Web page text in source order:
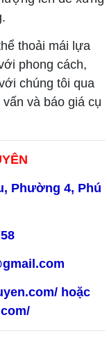
thoải mái lựa
phong cách,
chúng tôi qua
và báo giá cụ
Phường 4, Phú
hoặc